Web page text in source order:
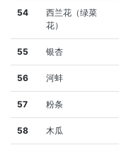
54
西兰花（绿菜
花）
55 银杏
56 河蚌
57 粉条
58 木瓜